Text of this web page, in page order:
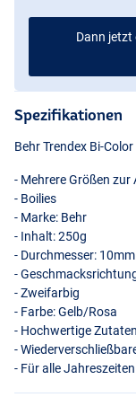
Dann
Spezifikationen
Behr Trendex Bi-
- Mehrere Größen zur
- Boilies
- Marke: Behr
- Inhalt: 250g
- Durchmesser:
-
- Zweifarbig
- Farbe: Gelb/Rosa
- Hochwertige Zutaten
-
- Für alle